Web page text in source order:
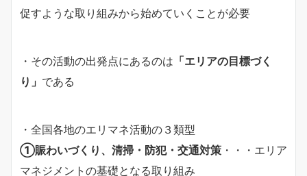
促すような取り組みから始めていくことが必要
・その活動の出発点にあるのは 「エリアの目標づく
り」 である
・全国各地のエリマネ活動の３類型
①賑わいづくり、清掃・防犯・交通対策 ・・・エリア
マネジメントの基礎となる取り組み